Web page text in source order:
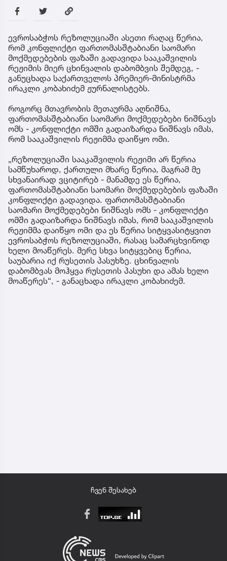
ევროსაბჭოს რეზოლუციაში ასეთი რაღაც წერია,
რომ კონფლიქტი ფართომასშტაბიანი საომარი
მოქმედებების ფაზაში გადავიდა სააკაშვილის
რეჟიმის მიერ ცხინვალის დაბომბვის შემდეგ, -
განუცხადა საქართველოს პრემიერ-მინისტრმა
ირაკლი კობახიძემ ჟურნალისტებს.
როგორც მთავრობის მეთაურმა აღნიშნა,
ფართომასშტაბიანი საომარი მოქმედებები ნიშნავს
ომს - კონფლიქტი ომში გადაიზარდა ნიშნავს იმას,
რომ სააკაშვილის რეჟიმმა დაიწყო ომი.
„რეზოლუციაში სააკაშვილის რეჟიმი არ წერია
სამწუხაროდ, ქართული მხარე წერია, მაგრამ მე
სხვანაირად ვციტირებ - მანამდე ეს წერია,
ფართომასშტაბიანი საომარი მოქმედებების ფაზაში
კონფლიქტი გადავიდა. ფართომასშტაბიანი
საომარი მოქმედებები ნიშნავს ომს - კონფლიქტი
ომში გადაიზარდა ნიშნავს იმას, რომ სააკაშვილის
რეჟიმმა დაიწყო ომი და ეს წერია სიტყვასიტყვით
ევროსაბჭოს რეზოლუციაში, რასაც სამარცხვინოდ
ხელი მოაწერეს. მერე სხვა სიტყვებიც წერია,
საუბარია იქ რუსეთის პასუხზე. ცხინვალის
დაბომბვას მოჰყვა რუსეთის პასუხი და ამას ხელი
მოაწერეს“, - განაცხადა ირაკლი კობახიძემ.
ჩვენ შესახებ